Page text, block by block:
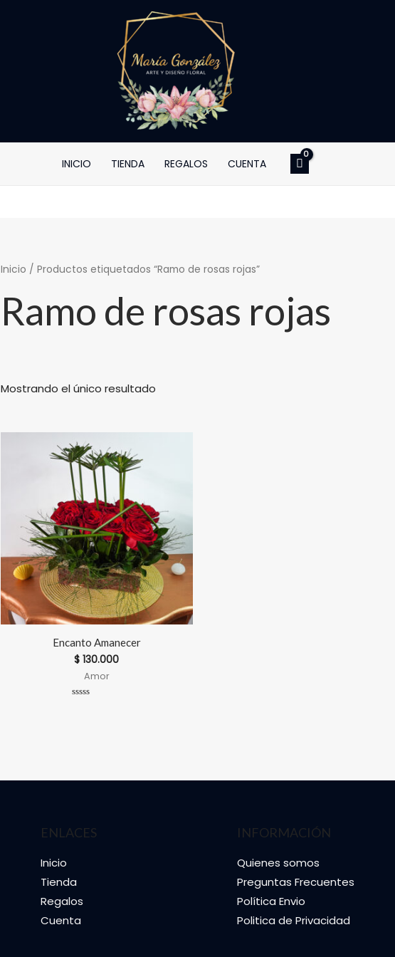
INICIO TIENDA REGALOS CUENTA
Inicio / Productos etiquetados “Ramo de rosas rojas”
Ramo de rosas rojas
Mostrando el único resultado
Encanto Amanecer
$ 130.000
Amor
ENLACES
Inicio
Tienda
Regalos
Cuenta
INFORMACIÓN
Quienes somos
Preguntas Frecuentes
Política Envio
Politica de Privacidad